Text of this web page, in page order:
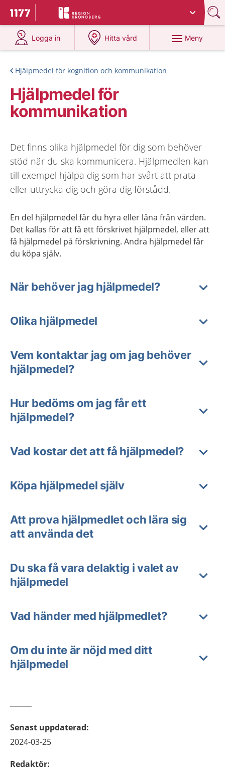
Till startsidan för 1177
Du har valt region
Logga in
på 1177.se
Hitta vård
på 1177.se
Meny
Hjälpmedel för kognition och kommunikation
Hjälpmedel för
kommunikation
Det finns olika hjälpmedel för dig som behöver
stöd när du ska kommunicera. Hjälpmedlen kan
till exempel hjälpa dig som har svårt att prata
eller uttrycka dig och göra dig förstådd.
En del hjälpmedel får du hyra eller låna från vården.
Det kallas för att få ett förskrivet hjälpmedel, eller att
få hjälpmedel på förskrivning. Andra hjälpmedel får
du köpa själv.
När behöver jag hjälpmedel?
Olika hjälpmedel
Vem kontaktar jag om jag behöver
hjälpmedel?
Hur bedöms om jag får ett
hjälpmedel?
Vad kostar det att få hjälpmedel?
Köpa hjälpmedel själv
Att prova hjälpmedlet och lära sig
att använda det
Du ska få vara delaktig i valet av
hjälpmedel
Vad händer med hjälpmedlet?
Om du inte är nöjd med ditt
hjälpmedel
Senast uppdaterad:
2024-03-25
Redaktör: